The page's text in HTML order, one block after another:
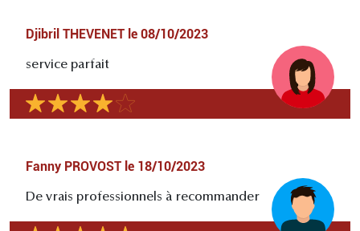
Djibril THEVENET le 08/10/2023
service parfait
Fanny PROVOST le 18/10/2023
De vrais professionnels à recommander